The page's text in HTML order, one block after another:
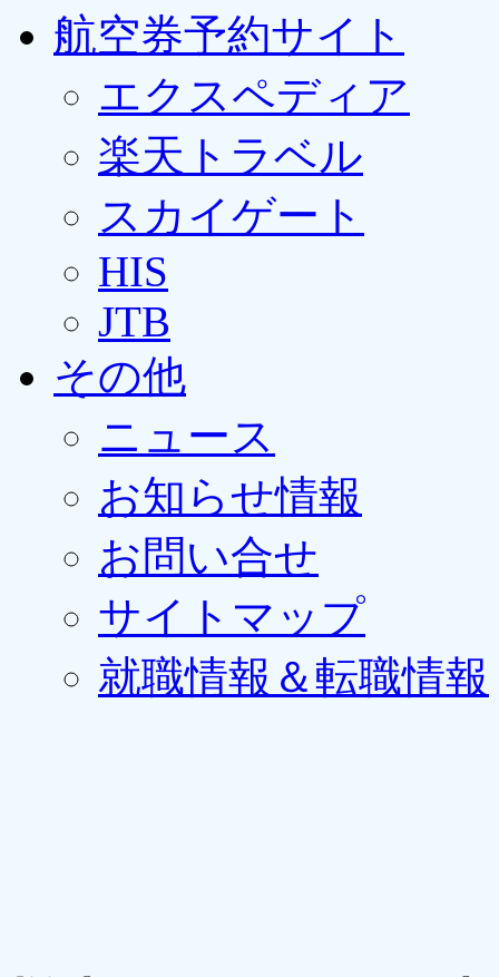
航空券予約サイト
エクスペディア
楽天トラベル
スカイゲート
HIS
JTB
その他
ニュース
お知らせ情報
お問い合せ
サイトマップ
就職情報＆転職情報